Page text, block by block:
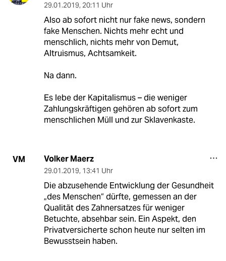
29.01.2019, 20:11 Uhr
Also ab sofort nicht nur fake news, sondern
fake Menschen. Nichts mehr echt und
menschlich, nichts mehr von Demut,
Altruismus, Achtsamkeit.
Na dann.
Es lebe der Kapitalismus – die weniger
Zahlungskräftigen gehören ab sofort zum
menschlichen Müll und zur Sklavenkaste.
VM Volker Maerz
29.01.2019, 13:41 Uhr
Die abzusehende Entwicklung der Gesundheit
„des Menschen“ dürfte, gemessen an der
Qualität des Zahnersatzes für weniger
Betuchte, absehbar sein. Ein Aspekt, den
Privatversicherte schon heute nur selten im
Bewusstsein haben.